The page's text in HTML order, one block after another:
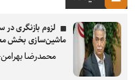
لزوم بازنگری
ماشین‌سازی بخش
محمدرضا